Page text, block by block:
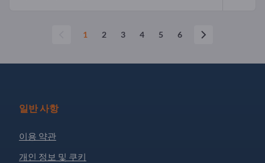
1 2 3 4 5 6
일반 사항
이용 약관
개인 정보 및 쿠키